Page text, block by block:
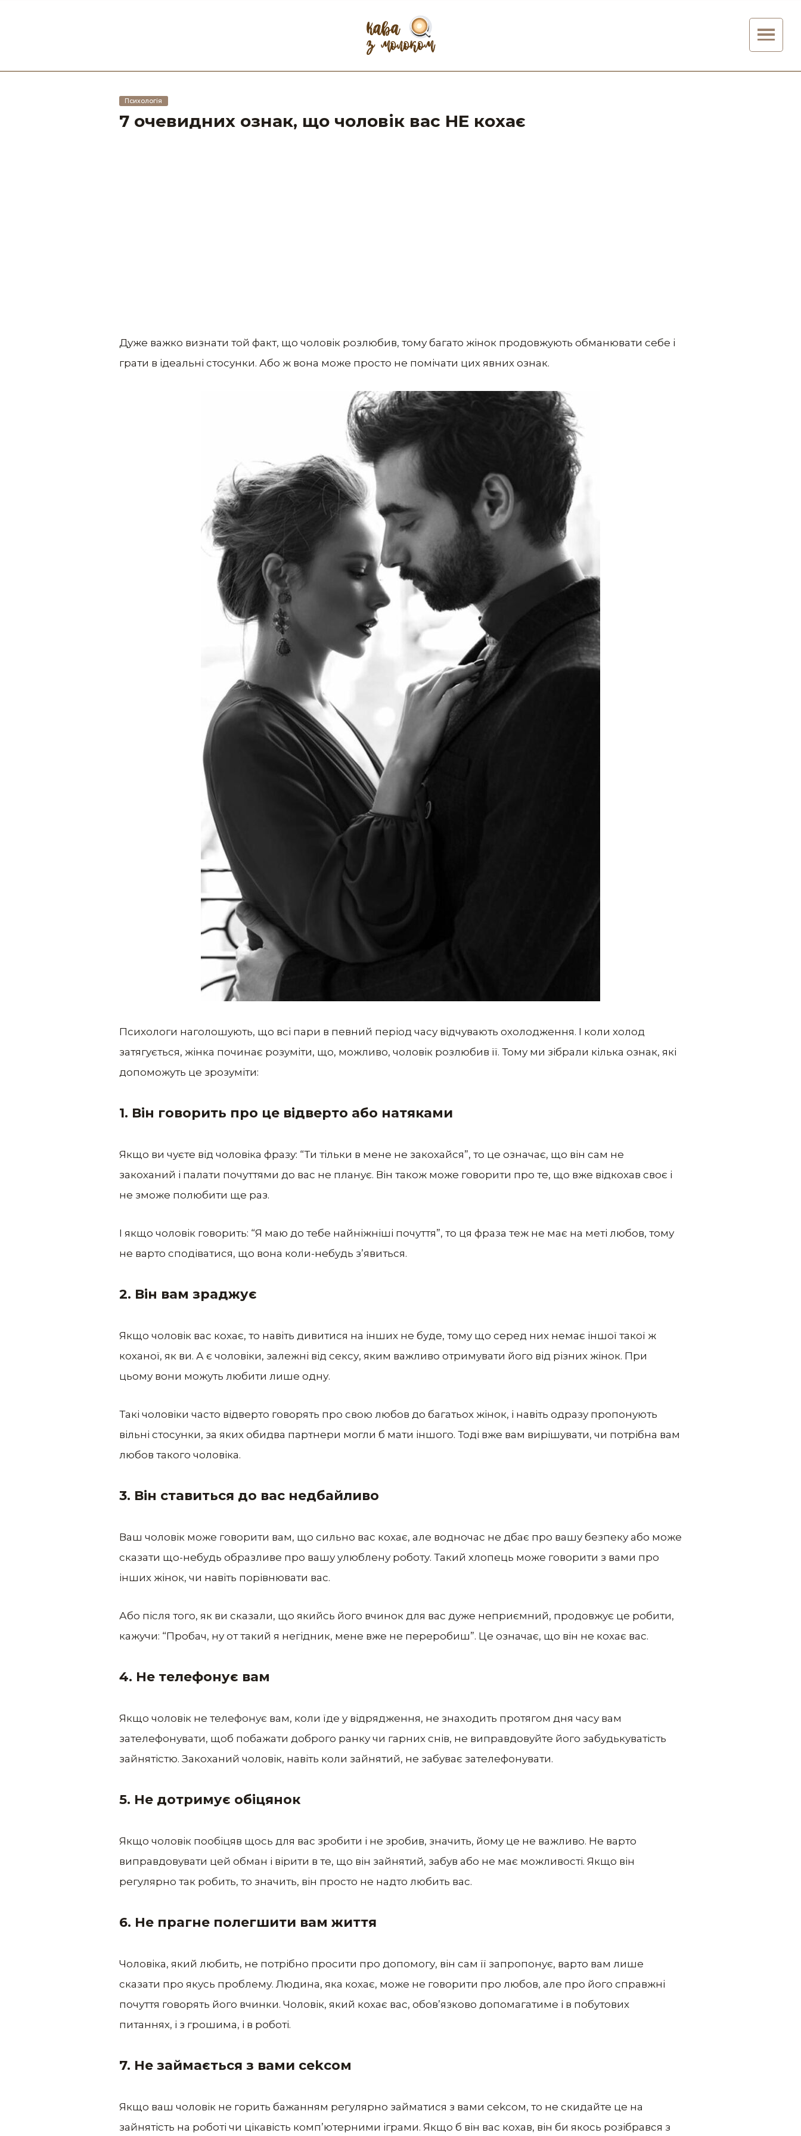
Психологія
7 очевидних ознак, що чоловік вас НЕ кохає
Дуже важко визнати той факт, що чоловiк розлюбив, тому багато жінок продовжують обманювати себе i
грати в ідеальні стосунки. Або ж вона може просто не помічати цих явних ознак.
Психологи наголошують, що всi пари в певний перiод часу вiдчувають охолодження. І коли холод
затягується, жiнка починає розумiти, що, можливо, чоловiк розлюбив її. Тому ми зібрали кілька ознак, які
допоможуть це зрозуміти:
1. Він говорить про це відверто або натяками
Якщо ви чуєте від чоловіка фразу: “Ти тільки в мене не закохайся”, то це означає, що він сам не
закоханий і палати почуттями до вас не планує. Він також може говорити про те, що вже відкохав своє і
не зможе полюбити ще раз.
І якщо чоловік говорить: “Я маю до тебе найніжніші почуття”, то ця фраза теж не має на меті любов, тому
не варто сподіватися, що вона коли-небудь з’явиться.
2. Він вам зраджує
Якщо чоловік вас кохає, то навіть дивитися на інших не буде, тому що серед них немає іншої такої ж
коханої, як ви. А є чоловіки, залежні від сексу, яким важливо отримувати його від різних жінок. При
цьому вони можуть любити лише одну.
Такі чоловіки часто відверто говорять про свою любов до багатьох жінок, і навіть одразу пропонують
вільні стосунки, за яких обидва партнери могли б мати іншого. Тоді вже вам вирішувати, чи потрібна вам
любов такого чоловіка.
3. Він ставиться до вас недбайливо
Ваш чоловік може говорити вам, що сильно вас кохає, але водночас не дбає про вашу безпеку або може
сказати що-небудь образливе про вашу улюблену роботу. Такий хлопець може говорити з вами про
інших жінок, чи навіть порівнювати вас.
Або після того, як ви сказали, що якийсь його вчинок для вас дуже неприємний, продовжує це робити,
кажучи: “Пробач, ну от такий я негідник, мене вже не переробиш”. Це означає, що він не кохає вас.
4. Не телефонує вам
Якщо чоловік не телефонує вам, коли їде у відрядження, не знаходить протягом дня часу вам
зателефонувати, щоб побажати доброго ранку чи гарних снів, не виправдовуйте його забудькуватість
зайнятістю. Закоханий чоловік, навіть коли зайнятий, не забуває зателефонувати.
5. Не дотримує обіцянок
Якщо чоловік пообіцяв щось для вас зробити і не зробив, значить, йому це не важливо. Не варто
виправдовувати цей обман і вірити в те, що він зайнятий, забув або не має можливості. Якщо він
регулярно так робить, то значить, він просто не надто любить вас.
6. Не прагне полегшити вам життя
Чоловіка, який любить, не потрібно просити про допомогу, він сам її запропонує, варто вам лише
сказати про якусь проблему. Людина, яка кохає, може не говорити про любов, але про його справжні
почуття говорять його вчинки. Чоловік, який кохає вас, обов’язково допомагатиме і в побутових
питаннях, і з грошима, і в роботі.
7. Не займається з вами сеkсом
Якщо ваш чоловік не горить бажанням регулярно займатися з вами сеkсом, то не скидайте це на
зайнятість на роботі чи цікавість комп’ютерними іграми. Якщо б він вас кохав, він би якось розібрався з